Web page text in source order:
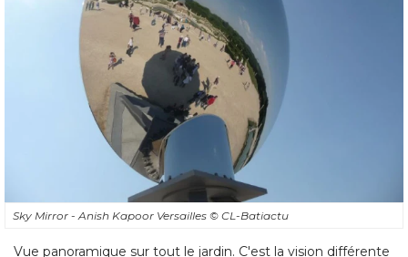
Sky Mirror - Anish Kapoor Versailles © CL-Batiactu
Vue panoramique sur tout le jardin. C'est la vision différente